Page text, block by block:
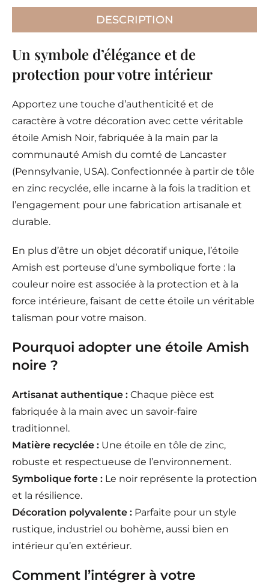
DESCRIPTION
Un symbole d’élégance et de
protection pour votre intérieur
Apportez une touche d’authenticité et de
caractère à votre décoration avec cette véritable
étoile Amish Noir, fabriquée à la main par la
communauté Amish du comté de Lancaster
(Pennsylvanie, USA). Confectionnée à partir de tôle
en zinc recyclée, elle incarne à la fois la tradition et
l’engagement pour une fabrication artisanale et
durable.
En plus d’être un objet décoratif unique, l’étoile
Amish est porteuse d’une symbolique forte : la
couleur noire est associée à la protection et à la
force intérieure, faisant de cette étoile un véritable
talisman pour votre maison.
Pourquoi adopter une étoile Amish
noire ?
Artisanat authentique : Chaque pièce est
fabriquée à la main avec un savoir-faire
traditionnel.
Matière recyclée : Une étoile en tôle de zinc,
robuste et respectueuse de l’environnement.
Symbolique forte : Le noir représente la protection
et la résilience.
Décoration polyvalente : Parfaite pour un style
rustique, industriel ou bohème, aussi bien en
intérieur qu’en extérieur.
Comment l’intégrer à votre